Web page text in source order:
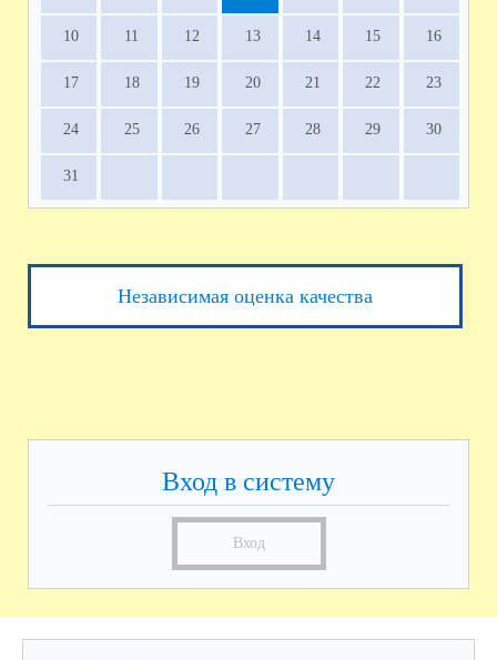
10 11 12 13 14 15 16
17 18 19 20 21 22 23
24 25 26 27 28 29 30
31
Независимая оценка качества
Вход в систему
Вход